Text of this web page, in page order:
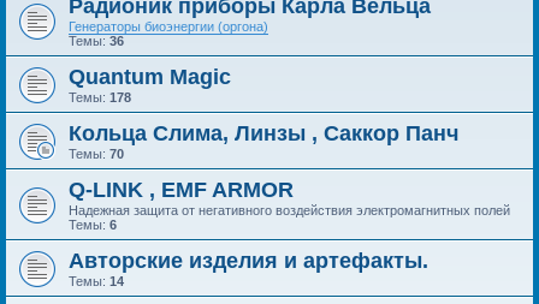
Радионик приборы Карла Вельца
Генераторы биоэнергии (оргона)
Темы: 36
Quantum Magic
Темы: 178
Кольца Слима, Линзы , Саккор Панч
Темы: 70
Q-LINK , EMF ARMOR
Надежная защита от негативного воздействия электромагнитных полей
Темы: 6
Авторские изделия и артефакты.
Темы: 14